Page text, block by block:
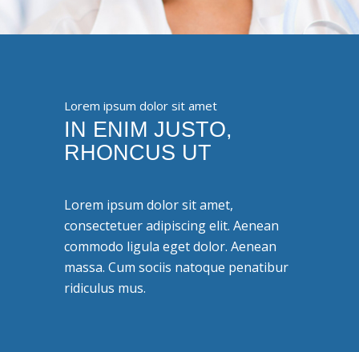
Lorem ipsum dolor sit amet
IN ENIM JUSTO,
RHONCUS UT
Lorem ipsum dolor sit amet,
consectetuer adipiscing elit. Aenean
commodo ligula eget dolor. Aenean
massa. Cum sociis natoque penatibur
ridiculus mus.